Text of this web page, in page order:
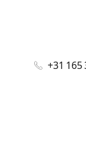
+31 165